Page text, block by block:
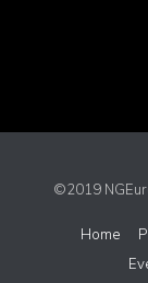
©2019
Home